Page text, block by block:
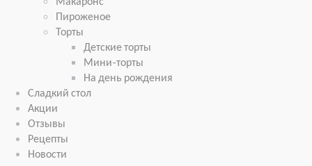
Пироженое
Торты
Детские торты
Мини-торты
На день рождения
Сладкий стол
Акции
Отзывы
Рецепты
Новости